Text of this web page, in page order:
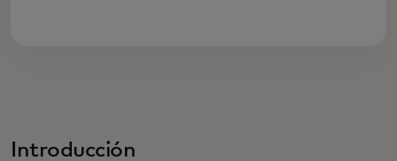
Introducción